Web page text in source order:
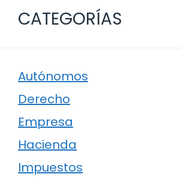
CATEGORÍAS
Autónomos
Derecho
Empresa
Hacienda
Impuestos